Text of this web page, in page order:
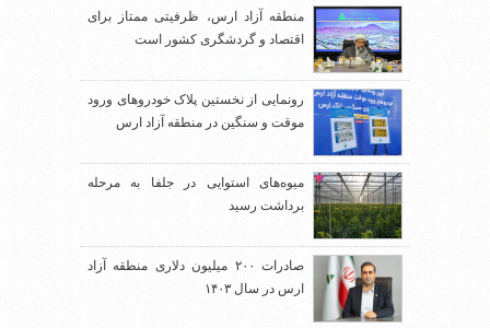
منطقه آزاد ارس، ظرفیتی ممتاز برای
اقتصاد و گردشگری کشور است
رونمایی از نخستین پلاک خودروهای ورود
موقت و سنگین در منطقه آزاد ارس
میوه‌های استوایی در جلفا به مرحله
برداشت رسید
صادرات ۲۰۰ میلیون دلاری منطقه آزاد
ارس در سال ۱۴۰۳